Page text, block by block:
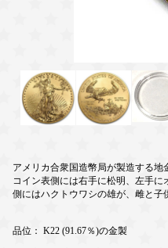
アメリカ合衆国造幣局が製造する地
コイン表側には右手に松明、左手
側にはハクトウワシの雄が、雌と
品位： K22 (91.67％)の金製